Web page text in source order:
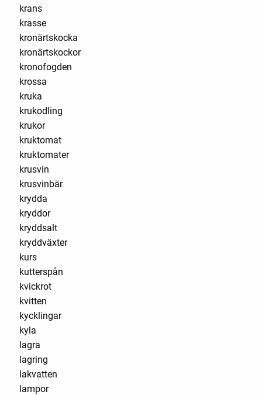
krans
krasse
kronärtskocka
kronärtskockor
kronofogden
krossa
kruka
krukodling
krukor
kruktomat
kruktomater
krusvin
krusvinbär
krydda
kryddor
kryddsalt
kryddväxter
kurs
kutterspån
kvickrot
kvitten
kycklingar
kyla
lagra
lagring
lakvatten
lampor